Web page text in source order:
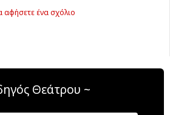
αφήσετε ένα σχόλιο
Θεάτρου ~